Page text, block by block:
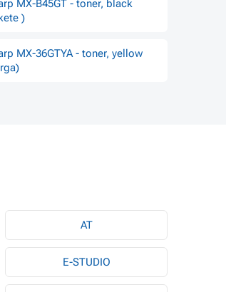
MX-B45GT - toner, black
)
MX-36GTYA - toner, yellow
AT
E-STUDIO